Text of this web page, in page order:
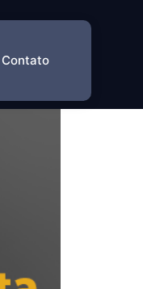
Contato